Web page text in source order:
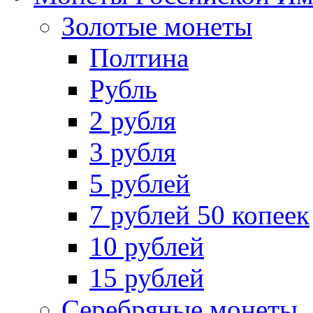
Золотые монеты
Полтина
Рубль
2 рубля
3 рубля
5 рублей
7 рублей 50 копеек
10 рублей
15 рублей